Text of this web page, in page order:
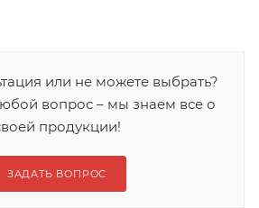
или не можете выбрать?
вопрос – мы знаем все о
продукции!
ЗАДАТЬ ВОПРОС